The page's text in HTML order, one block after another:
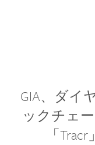
GIA、ダイ
ックチェ
「